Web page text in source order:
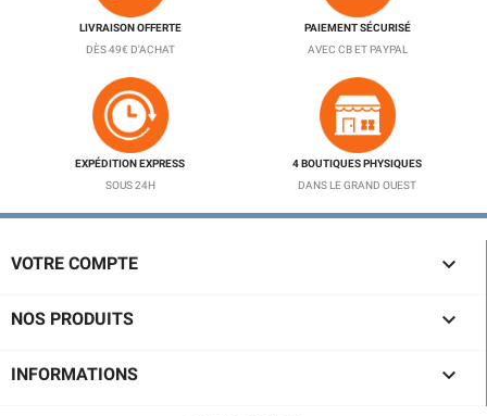
LIVRAISON OFFERTE
DÈS 49€ D'ACHAT
PAIEMENT SÉCURISÉ
AVEC CB ET PAYPAL
EXPÉDITION EXPRESS
SOUS 24H
4 BOUTIQUES PHYSIQUES
DANS LE GRAND OUEST
VOTRE COMPTE 
NOS PRODUITS 
INFORMATIONS 